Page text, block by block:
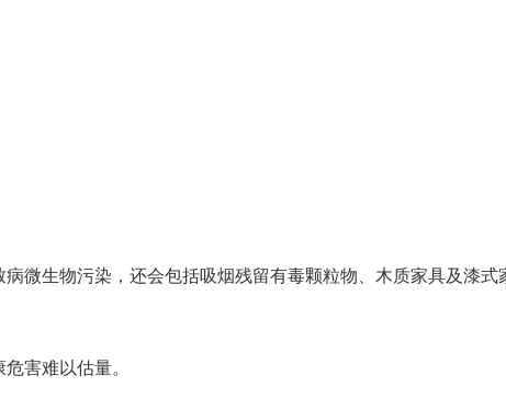
微生物污染，还会包括吸烟残留有毒颗粒物、木质家具及漆
害难以估量。